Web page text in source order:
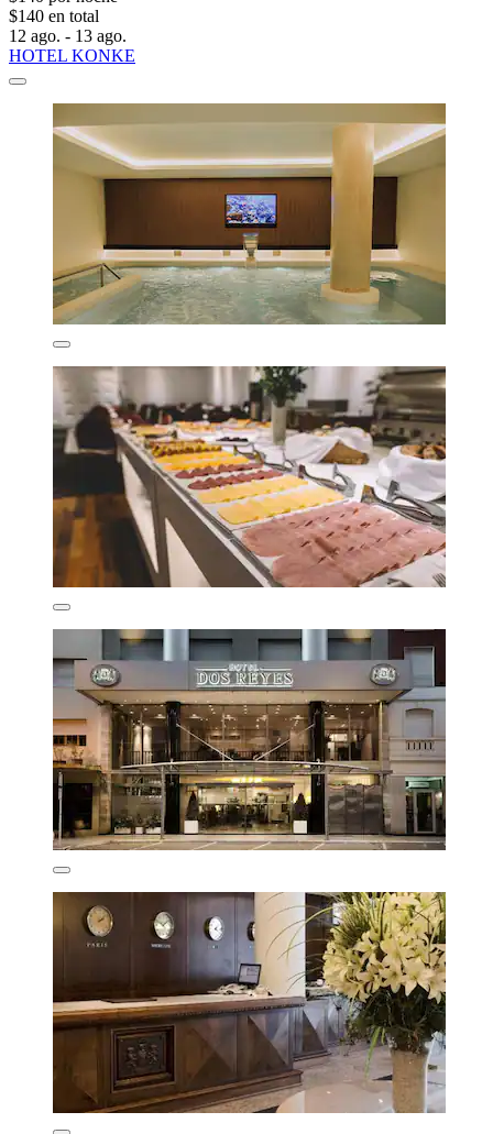
$140 en total
12 ago. - 13 ago.
HOTEL KONKE